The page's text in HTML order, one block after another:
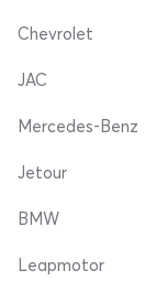
Chevrolet
JAC
Mercedes-Benz
Jetour
BMW
Leapmotor